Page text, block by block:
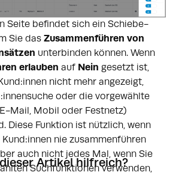
Seite befindet sich ein Schiebe-
Sie das Zusammenführen von
unterbinden können. Wenn
erlauben auf Nein gesetzt ist,
nicht mehr angezeigt,
oder die vorgewählte
Mail, Mobil oder Festnetz)
Diese Funktion ist nützlich, wenn
nie zusammenführen
auch nicht jedes Mal, wenn Sie
Suchfunktionen verwenden,
Artikel hilfreich?